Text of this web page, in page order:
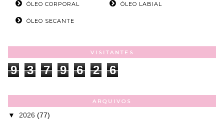
ÓLEO CORPORAL ÓLEO LABIAL
ÓLEO SECANTE
VISITANTES
9 3 7 9 6 2 6
ARQUIVOS
▼ 2026 (77)